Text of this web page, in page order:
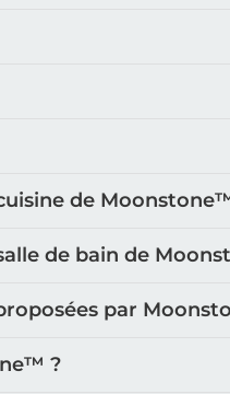
de
de bain de
par
?